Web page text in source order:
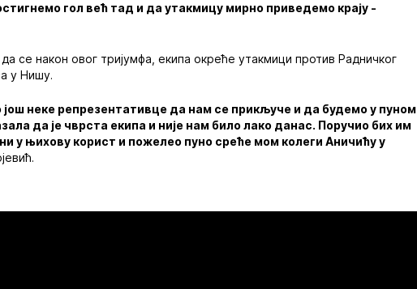
гол већ тад и да утакмицу мирно приведемо крају -
се након овог тријумфа, екипа окреће утакмици против Радничког
у Нишу.
неке репрезентативце да нам се прикључе и да будемо у пуном
да је чврста екипа и није нам било лако данас. Поручио бих им
у њихову корист и пожелео пуно среће мом колеги Аничићу у